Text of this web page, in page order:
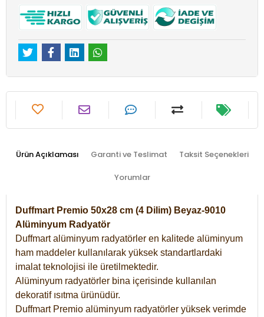
Ürün Açıklaması Garanti ve Teslimat Taksit Seçenekleri
Yorumlar
Duffmart Premio 50x28 cm (4 Dilim) Beyaz-9010
Alüminyum Radyatör
Duffmart alüminyum radyatörler en kalitede alüminyum
ham maddeler kullanılarak yüksek standartlardaki
imalat teknolojisi ile üretilmektedir.
Alüminyum radyatörler bina içerisinde kullanılan
dekoratif ısıtma ürünüdür.
Duffmart Premio alüminyum radyatörler yüksek verimde